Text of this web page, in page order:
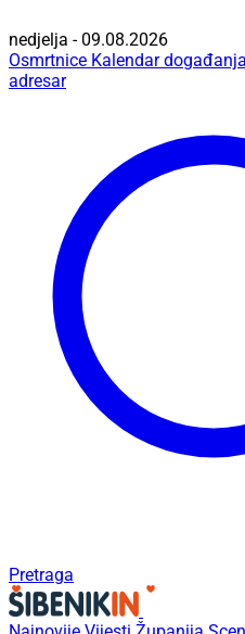
nedjelja - 09.08.2026
Osmrtnice Kalendar događanja
adresar
Pretraga